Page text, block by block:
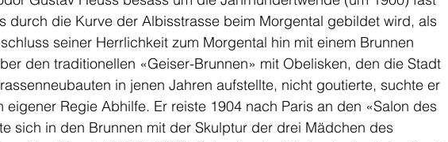
durch die Kurve der Albisstrasse beim Morgental gebildet wird, als
seiner Herrlichkeit zum Morgental hin mit einem Brunnen
den traditionellen «Geiser-Brunnen» mit Obelisken, den die Stadt
in jenen Jahren aufstellte, nicht goutierte, suchte er
eigener Regie Abhilfe. Er reiste 1904 nach Paris an den «Salon des
sich in den Brunnen mit der Skulptur der drei Mädchen des